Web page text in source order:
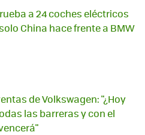
a 24 coches eléctricos
China hace frente a BMW
de Volkswagen: "¿Hoy
las barreras y con el